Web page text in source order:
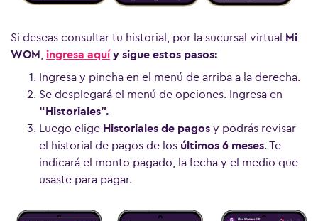
Si deseas consultar tu historial, por la sucursal virtual Mi
WOM ingresa aquíy sigue estos pasos:
Ingresa y pincha en el menú de arriba a la derecha.
Se desplegará el menú de opciones. Ingresa en
“Historiales”.
Luego elige Historiales de pagos y podrás revisar
el historial de pagos de los últimos 6 meses. Te
indicará el monto pagado, la fecha y el medio que
usaste para pagar.